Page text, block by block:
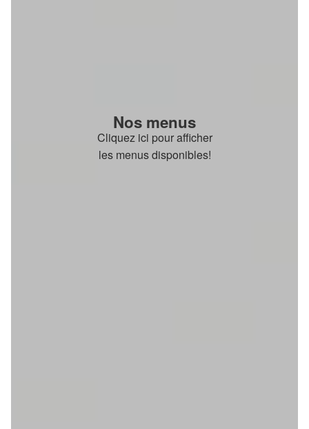
Nos menus
Cliquez ici pour afficher
les menus disponibles!